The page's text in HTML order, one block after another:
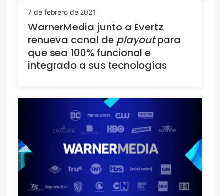
7 de febrero de 2021
WarnerMedia junto a Evertz
renueva canal de playoutpara
que sea 100% funcional e
integrado a sus tecnologías